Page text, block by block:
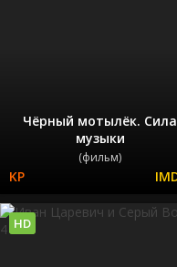
Чёрный мотылёк. Сила
музыки
(фильм)
HD